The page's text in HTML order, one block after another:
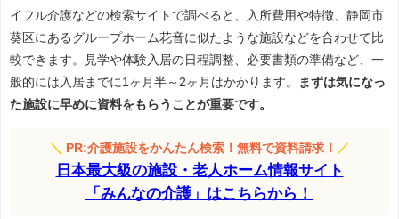
イフル介護などの検索サイトで調べると、入所費用や特徴、静岡市
葵区にあるグループホーム花音に似たような施設などを合わせて比
較できます。見学や体験入居の日程調整、必要書類の準備など、一
般的には入居までに1ヶ月半～2ヶ月はかかります。
まずは気になっ
た施設に早めに資料をもらうことが重要です。
＼ PR:介護施設をかんたん検索！無料で資料請求！ ／
日本最大級の施設・老人ホーム情報サイト
「みんなの介護」はこちらから！